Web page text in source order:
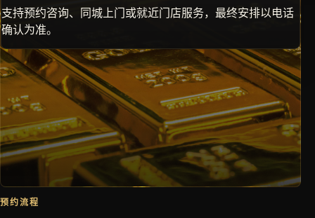
支持预约咨询、同城上门或就近门店服务，最终安排以电话
确认为准。
预约流程